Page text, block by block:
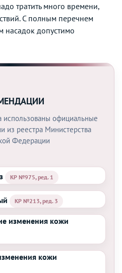
тратить много времени,
С полным перечнем
насадок допустимо
использованы официальные
из реестра Министерства
Федерации
КР №975, ред. 1
КР №213, ред. 3
изменения кожи
кожи